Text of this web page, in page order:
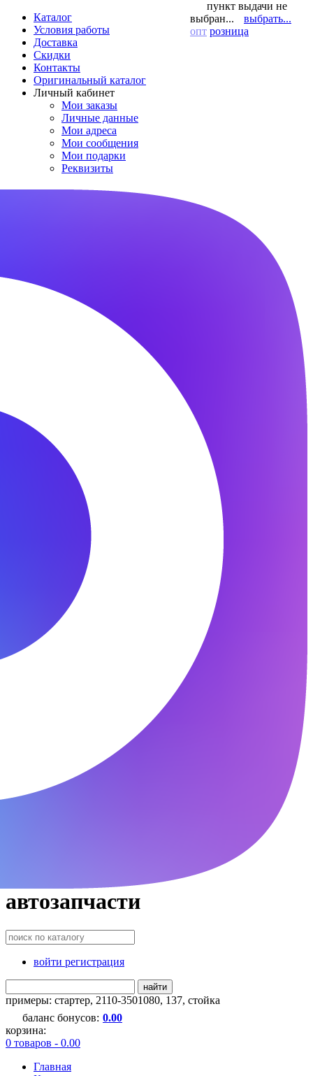
Каталог
Условия работы
Доставка
Скидки
Контакты
Оригинальный каталог
Личный кабинет
Мои заказы
Личные данные
Мои адреса
Мои сообщения
Мои подарки
Реквизиты
пункт выдачи не
выбран...
выбрать...
опт розница
автозапчасти
войти регистрация
найти
примеры: стартер, 2110-3501080, 137, стойка
баланс бонусов: 0.00
корзина:
0 товаров - 0.00
Главная